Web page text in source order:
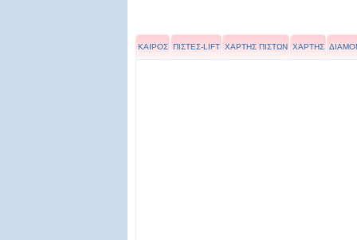
ΚΑΙΡΟΣ ΠΙΣΤΕΣ-LIFT ΧΑΡΤΗΣ ΠΙΣΤΩΝ ΧΑΡΤΗΣ